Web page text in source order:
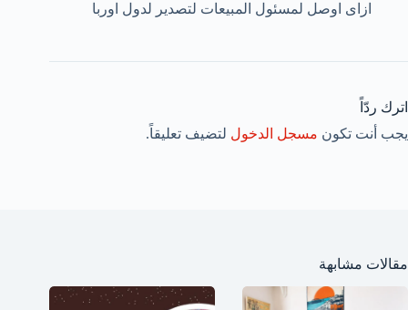
ازاى اوصل لمسئول المبيعات لتصدير لدول اوربا
اترك ردّاً
يجب أنت تكون مسجل الدخول لتضيف تعليقاً.
مقالات مشابهة